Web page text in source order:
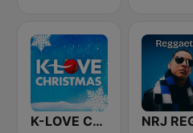
K-LOVE Christmas